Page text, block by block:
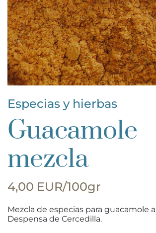
Especias y hierbas
Guacamole
mezcla
4,00 EUR/100gr
Mezcla de especias para guacamole
Despensa de Cercedilla.